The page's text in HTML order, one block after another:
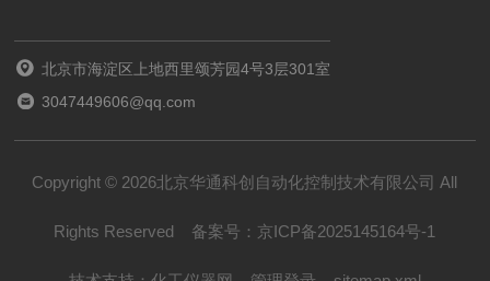
北京市海淀区上地西里颂芳园4号3层301室
3047449606@qq.com
Copyright © 2026北京华通科创自动化控制技术有限公司 All
Rights Reserved 备案号： 京ICP备2025145164号-1